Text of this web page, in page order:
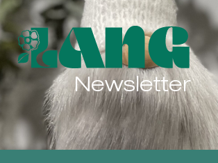
Newsletter